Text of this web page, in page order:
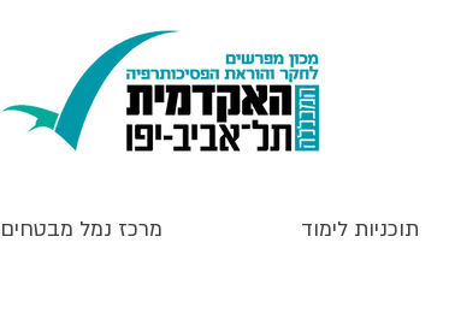
תוכניות לימוד מרכז נמל מבטחים